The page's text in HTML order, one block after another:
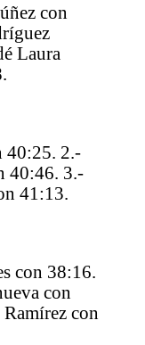
con
Laura
40:25. 2.-
40:46. 3.-
41:13.
con 38:16.
con
con